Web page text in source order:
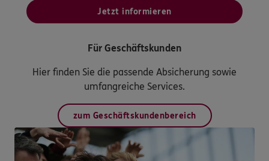
Jetzt informieren
Für Geschäftskunden
Hier finden Sie die passende Absicherung sowie
umfangreiche Services.
zum Geschäftskundenbereich